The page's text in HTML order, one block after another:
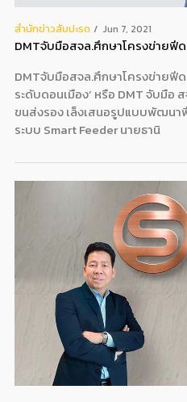
สํานักข่าวสับปะรด Jun 7, 2021
DMTจับมือสจล.ศึกษาโครงข่ายฟี
DMTจับมือสจล.ศึกษาโครงข่ายฟี
ระดับดอนเมือง’ หรือ DMT จับมื
ขนส่งรอง เล็งเสนอรูปแบบพัฒน
ระบบ Smart Feeder นายธานิ